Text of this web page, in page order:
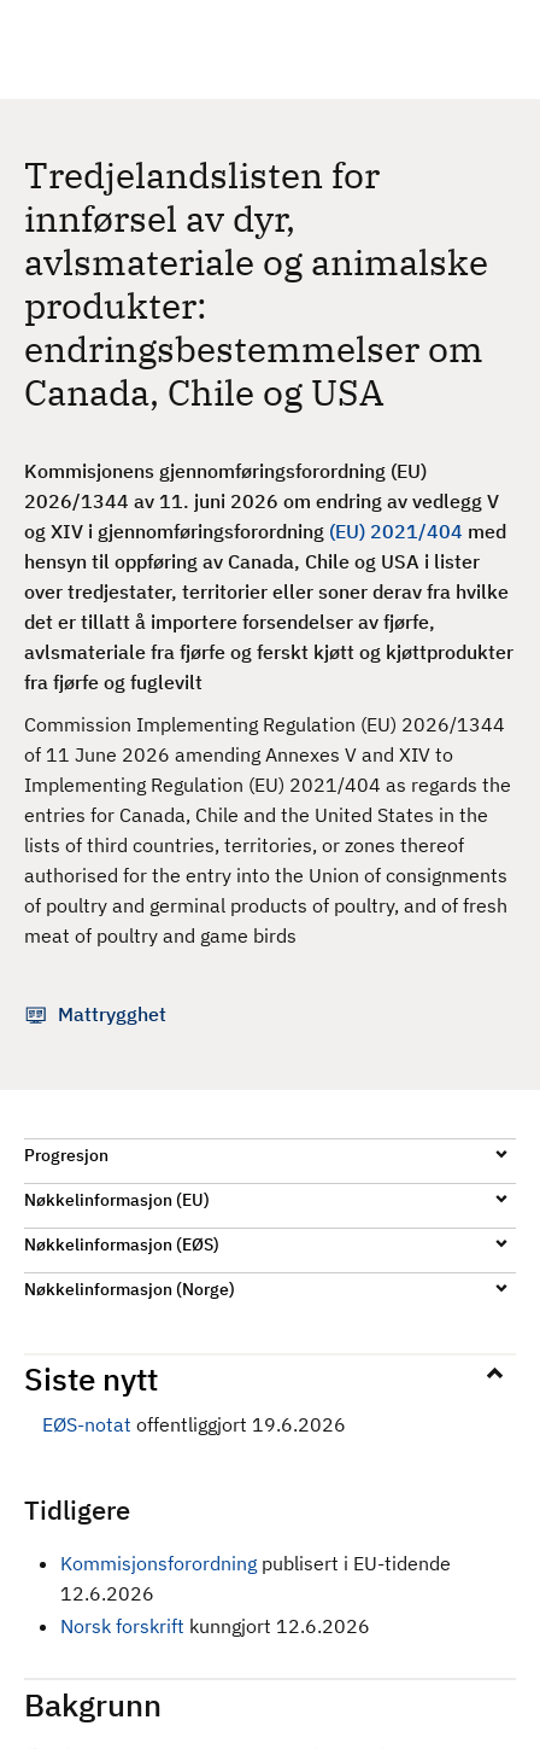
Tredjelandslisten for
innførsel av dyr,
avlsmateriale og animalske
produkter:
endringsbestemmelser om
Canada, Chile og USA
Kommisjonens gjennomføringsforordning (EU)
2026/1344 av 11. juni 2026 om endring av vedlegg V
og XIV i gjennomføringsforordning (EU) 2021/404 med
hensyn til oppføring av Canada, Chile og USA i lister
over tredjestater, territorier eller soner derav fra hvilke
det er tillatt å importere forsendelser av fjørfe,
avlsmateriale fra fjørfe og ferskt kjøtt og kjøttprodukter
fra fjørfe og fuglevilt
Commission Implementing Regulation (EU) 2026/1344
of 11 June 2026 amending Annexes V and XIV to
Implementing Regulation (EU) 2021/404 as regards the
entries for Canada, Chile and the United States in the
lists of third countries, territories, or zones thereof
authorised for the entry into the Union of consignments
of poultry and germinal products of poultry, and of fresh
meat of poultry and game birds
Mattrygghet
Progresjon
Nøkkelinformasjon (EU)
Nøkkelinformasjon (EØS)
Nøkkelinformasjon (Norge)
Siste nytt
EØS-notat offentliggjort 19.6.2026
Tidligere
Kommisjonsforordning publisert i EU-tidende
12.6.2026
Norsk forskrift kunngjort 12.6.2026
Bakgrunn